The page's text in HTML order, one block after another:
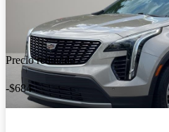
Precio reducido
-$684